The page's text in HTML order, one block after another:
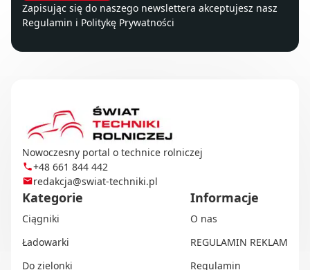
Zapisując się do naszego newslettera akceptujesz nasz
Regulamin i Politykę Prywatności
Nowoczesny portal o technice rolniczej
+48 661 844 442
redakcja@swiat-techniki.pl
Kategorie
Ciągniki
Ładowarki
Do zielonki
Informacje
O nas
REGULAMIN REKLAM
Regulamin